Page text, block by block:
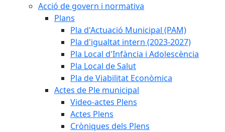
Acció de govern i normativa
Plans
Pla d'Actuació Municipal (PAM)
Pla d'igualtat intern (2023-2027)
Pla Local d'Infància i Adolescència
Pla Local de Salut
Pla de Viabilitat Econòmica
Actes de Ple municipal
Video-actes Plens
Actes Plens
Cròniques dels Plens